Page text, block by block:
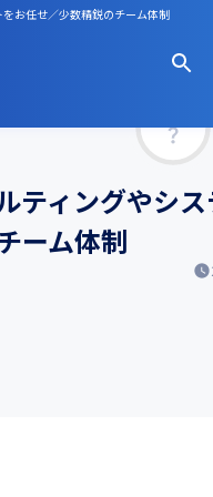
お任せ／少数精鋭のチーム体制
ティングやシ
ーム体制